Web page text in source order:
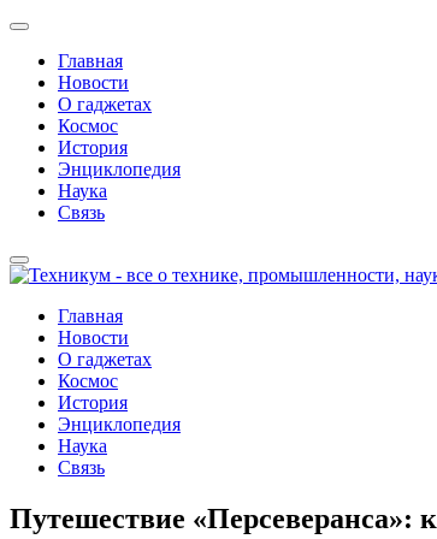
Главная
Новости
О гаджетах
Космос
История
Энциклопедия
Наука
Связь
Главная
Новости
О гаджетах
Космос
История
Энциклопедия
Наука
Связь
Путешествие «Персеверанса»: